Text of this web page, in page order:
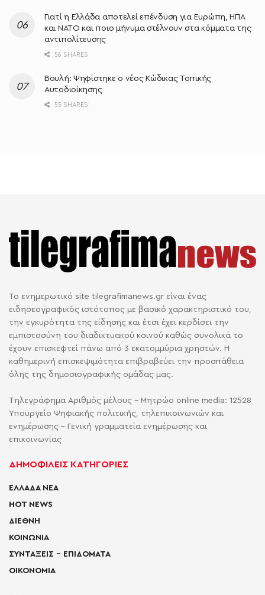
Γιατί η Ελλάδα αποτελεί επένδυση για Ευρώπη, ΗΠΑ
και ΝΑΤΟ και ποιο μήνυμα στέλνουν στα κόμματα της
αντιπολίτευσης
56 SHARES
Βουλή: Ψηφίστηκε ο νέος Κώδικας Τοπικής
Αυτοδιοίκησης
55 SHARES
Το ενημερωτικό site tilegrafimanews.gr είναι ένας
ειδησεογραφικός ιστότοπος με βασικό χαρακτηριστικό του,
την εγκυρότητα της είδησης και έτσι έχει κερδίσει την
εμπιστοσύνη του διαδικτυακού κοινού καθώς συνολικά το
έχουν επισκεφτεί πάνω από 3 εκατομμύρια χρηστών. Η
καθημερινή επισκεψιμότητα επιβραβεύει την προσπάθεια
όλης της δημοσιογραφικής ομάδας μας.
Τηλεγράφημα Αριθμός μέλους - Μητρώο online media: 12528
Υπουργείο Ψηφιακής πολιτικής, τηλεπικοινωνιών και
ενημέρωσης - Γενική γραμματεία ενημέρωσης και
επικοινωνίας
ΔΗΜΟΦΙΛΕΙΣ ΚΑΤΗΓΟΡΙΕΣ
ΕΛΛΑΔΑ ΝΕΑ
HOT NEWS
ΔΙΕΘΝΗ
ΚΟΙΝΩΝΙΑ
ΣΥΝΤΑΞΕΙΣ – ΕΠΙΔΟΜΑΤΑ
ΟΙΚΟΝΟΜΙΑ